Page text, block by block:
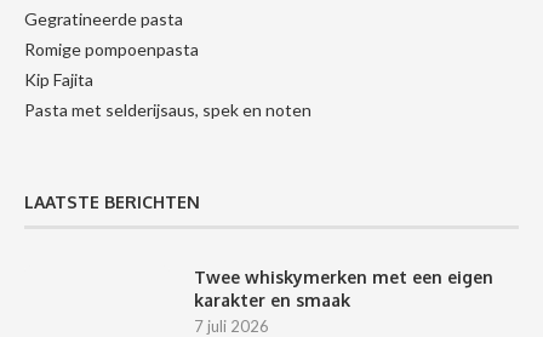
Gegratineerde pasta
Romige pompoenpasta
Kip Fajita
Pasta met selderijsaus, spek en noten
LAATSTE BERICHTEN
Twee whiskymerken met een eigen
karakter en smaak
7 juli 2026